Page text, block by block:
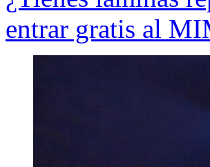
entrar gratis al